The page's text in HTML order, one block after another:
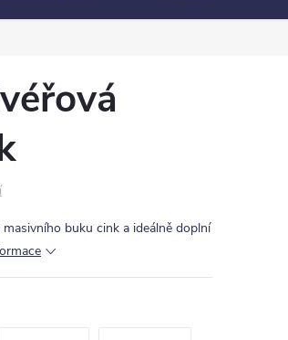
buku cink a ideálně doplní